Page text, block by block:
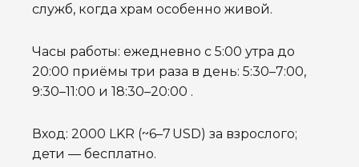
служб, когда храм особенно живой.
Часы работы: ежедневно с 5:00 утра до
20:00 приёмы три раза в день: 5:30–7:00,
9:30–11:00 и 18:30–20:00 .
Вход: 2000 LKR (~6–7 USD) за взрослого;
дети — бесплатно.